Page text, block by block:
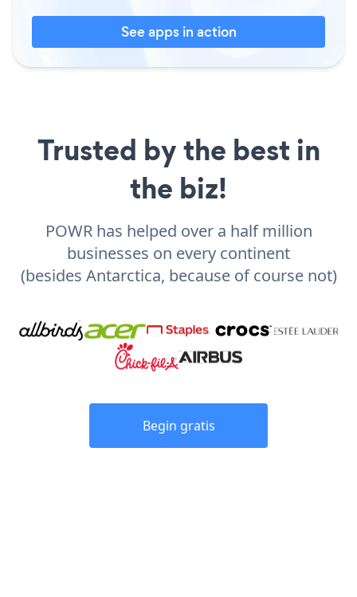
See apps in action
Trusted by the best in
the biz!
POWR has helped over a half million
businesses on every continent
(besides Antarctica, because of course not)
Begin gratis